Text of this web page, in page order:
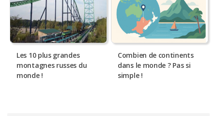
Les 10 plus grandes
montagnes russes du
monde !
Combien de continents
dans le monde ? Pas si
simple !